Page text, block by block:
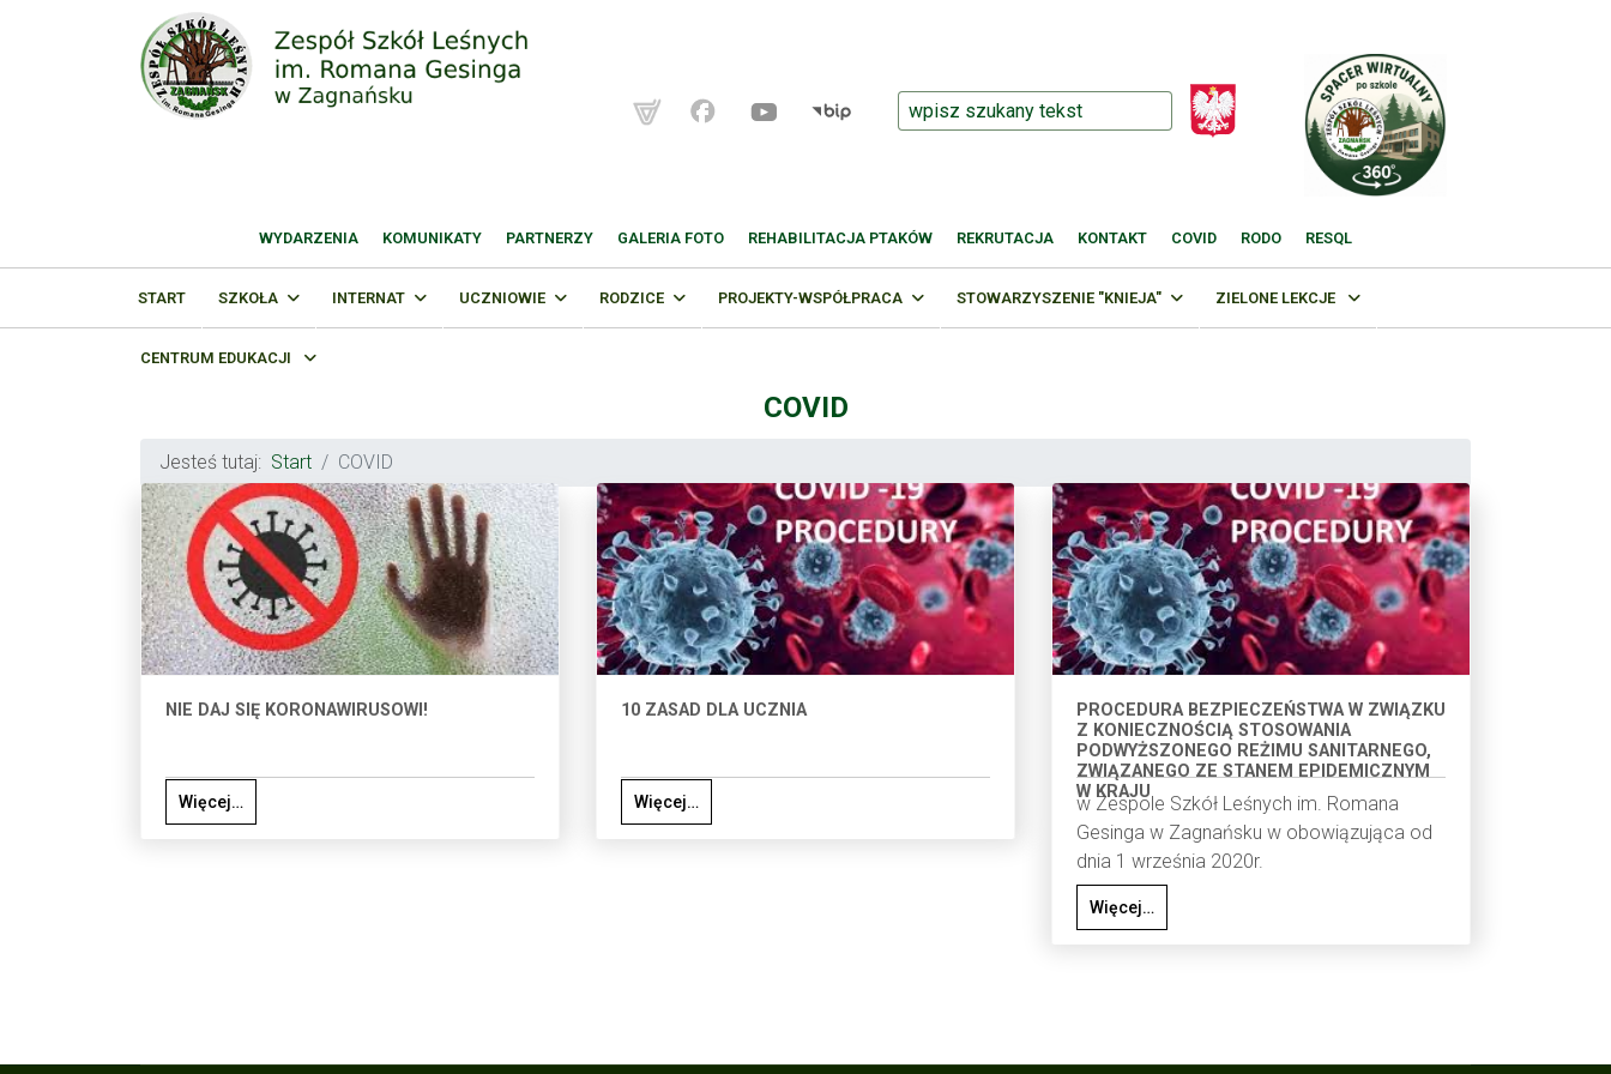
WYDARZENIA KOMUNIKATY PARTNERZY GALERIA FOTO REHABILITACJA PTAKÓW REKRUTACJA KONTAKT COVID RODO RESQL
START SZKOŁA INTERNAT UCZNIOWIE RODZICE PROJEKTY-WSPÓŁPRACA STOWARZYSZENIE "KNIEJA" ZIELONE LEKCJE
CENTRUM EDUKACJI
COVID
Jesteś tutaj: Start COVID
NIE DAJ SIĘ KORONAWIRUSOWI!
Więcej…
10 ZASAD DLA UCZNIA
Więcej…
PROCEDURA BEZPIECZEŃSTWA W ZWIĄZKU
Z KONIECZNOŚCIĄ STOSOWANIA
PODWYŻSZONEGO REŻIMU SANITARNEGO,
ZWIĄZANEGO ZE STANEM EPIDEMICZNYM
W KRAJU
w Zespole Szkół Leśnych im. Romana
Gesinga w Zagnańsku w obowiązująca od
dnia 1 września 2020r.
Więcej…